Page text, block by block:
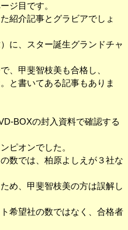
ジ目です。
紹介記事とグラビアでしょ
に、スター誕生グランドチャ
、甲斐智枝美も合格し、
と書いてある記事もありま
BOXの封入資料で確認する
ピオンでした。
数では、柏原よしえが３社な
め、甲斐智枝美の方は誤解し
希望社の数ではなく、合格者